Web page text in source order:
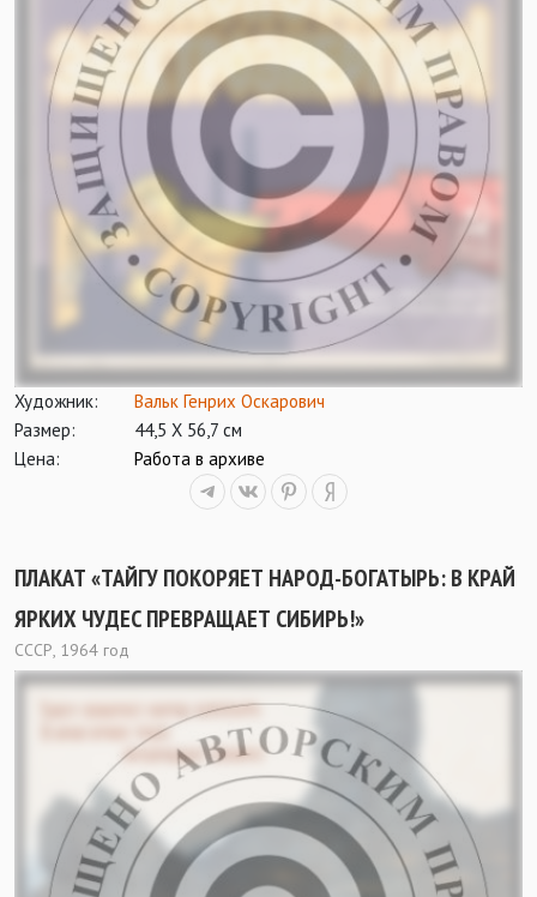
Художник:
Вальк Генрих Оскарович
Размер:
44,5 Х 56,7 см
Цена:
Работа в архиве
ПЛАКАТ «ТАЙГУ ПОКОРЯЕТ НАРОД-БОГАТЫРЬ: В КРАЙ
ЯРКИХ ЧУДЕС ПРЕВРАЩАЕТ СИБИРЬ!»
СССР, 1964 год